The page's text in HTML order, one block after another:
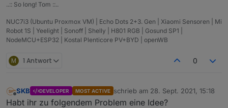
..:: So long! Tom ::..
NUC7i3 (Ubuntu Proxmox VM) | Echo Dots 2+3. Gen | Xiaomi Sensoren | Mi
Robot 1S | Yeelight | Sonoff | Shelly | H801 RGB | Gosund SP1 |
NodeMCU+ESP32 | Kostal Plenticore PV+BYD | openWB
M 1 Antwort 0
Offline
SKB DEVELOPER MOST ACTIVE schrieb am 28. Sept. 2021, 15:18
zuletzt editiert von
Habt ihr zu folgendem Problem eine Idee?